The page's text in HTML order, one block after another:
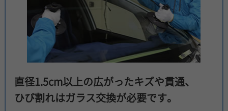
直径1.5cm以上の広がったキズや貫通、
ひび割れはガラス交換が必要です。